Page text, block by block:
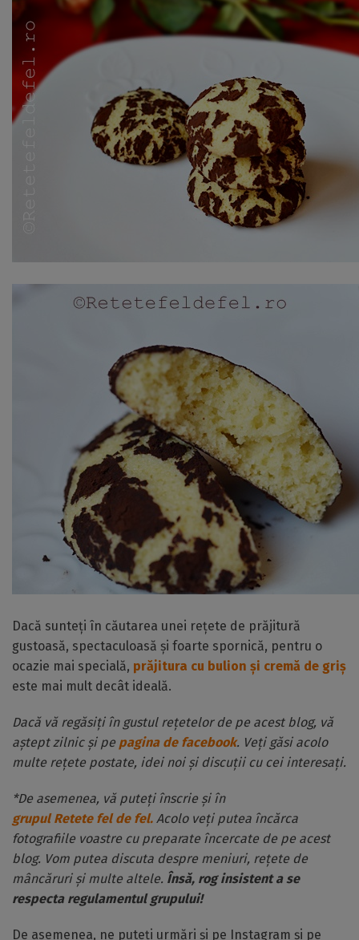
Dacă sunteți în căutarea unei rețete de prăjitură
gustoasă, spectaculoasă și foarte spornică, pentru o
ocazie mai specială, prăjitura cu bulion și cremă de griș
este mai mult decât ideală.
Dacă vă regăsiți în gustul rețetelor de pe acest blog, vă
aștept zilnic și pe pagina de facebook. Veți găsi acolo
multe rețete postate, idei noi și discuții cu cei interesați.
*De asemenea, vă puteți înscrie și în
grupul Retete fel de fel. Acolo veți putea încărca
fotografiile voastre cu preparate încercate de pe acest
blog. Vom putea discuta despre meniuri, rețete de
mâncăruri și multe altele. Însă, rog insistent a se
respecta regulamentul grupului!
De asemenea, ne puteți urmări și pe Instagram și pe